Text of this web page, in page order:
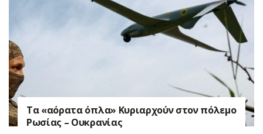
Τα «αόρατα όπλα» Κυριαρχούν στον πόλεμο
Ρωσίας – Ουκρανίας